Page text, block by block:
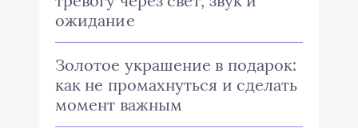
ожидание
Золотое украшение в подарок:
как не промахнуться и сделать
момент важным